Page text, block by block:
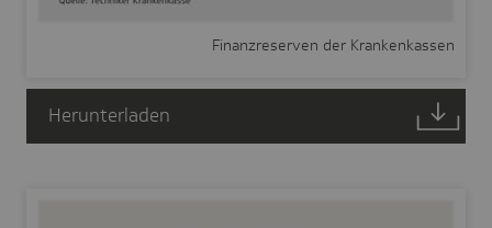
Finanzreserven der Krankenkassen
Herunterladen